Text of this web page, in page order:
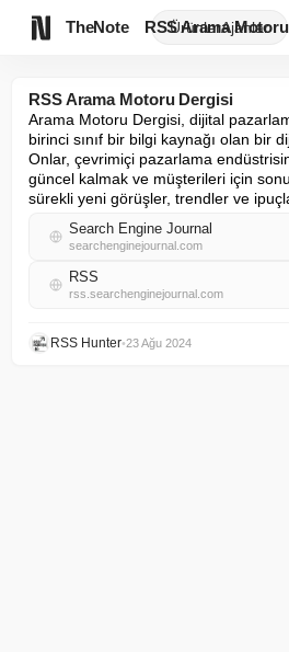
TheNote ÜrünlerAjanlar
RSS Arama
RSS Arama Motoru Dergisi
Arama Motoru Dergisi, dijital
birinci sınıf bir bilgi kaynağı olan bir
Onlar, çevrimiçi pazarlama
güncel kalmak ve müşterileri için
sürekli yeni görüşler, trendler ve
Search Engine Journal
searchenginejournal.com
RSS
rss.searchenginejournal.com
RSS Hunter•23 Ağu 2024